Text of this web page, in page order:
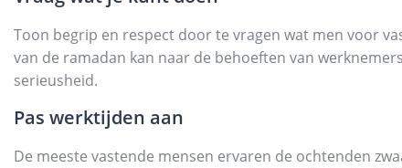
Toon begrip en respect door te vragen wat men voor
van de ramadan kan naar de behoeften van
serieusheid.
Pas werktijden aan
De meeste vastende mensen ervaren de ochtenden